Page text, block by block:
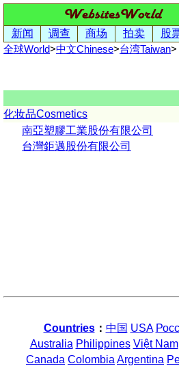
新闻 调查 商场 拍卖 股
全球World>中文Chinese>台湾Taiwan>
化妆品Cosmetics
南亞塑膠工業股份有限公司
台灣鉅邁股份有限公司
Countries： 中国 USA
Australia Philippines Việt Nam
Canada Colombia Argentina